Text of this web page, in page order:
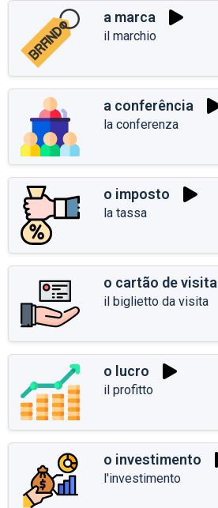
a marca
il marchio
a conferência
la conferenza
o imposto
la tassa
o cartão de visita
il biglietto da visita
o lucro
il profitto
o investimento
l'investimento